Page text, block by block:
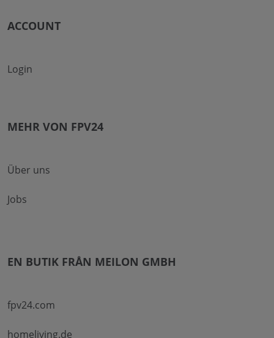
ACCOUNT
Login
MEHR VON FPV24
Über uns
Jobs
EN BUTIK FRÅN MEILON GMBH
fpv24.com
homeliving.de